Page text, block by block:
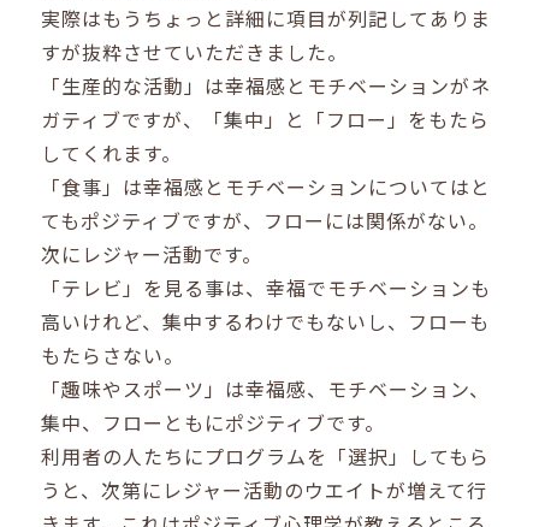
実際はもうちょっと詳細に項目が列記してありま
すが抜粋させていただきました。
「生産的な活動」は幸福感とモチベーションがネ
ガティブですが、「集中」と「フロー」をもたら
してくれます。
「食事」は幸福感とモチベーションについてはと
てもポジティブですが、フローには関係がない。
次にレジャー活動です。
「テレビ」を見る事は、幸福でモチベーションも
高いけれど、集中するわけでもないし、フローも
もたらさない。
「趣味やスポーツ」は幸福感、モチベーション、
集中、フローともにポジティブです。
利用者の人たちにプログラムを「選択」してもら
うと、次第にレジャー活動のウエイトが増えて行